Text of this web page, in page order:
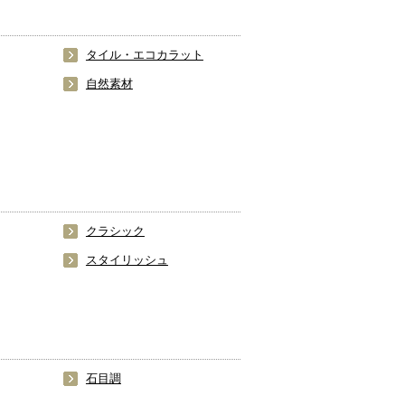
タイル・エコカラット
自然素材
クラシック
スタイリッシュ
石目調